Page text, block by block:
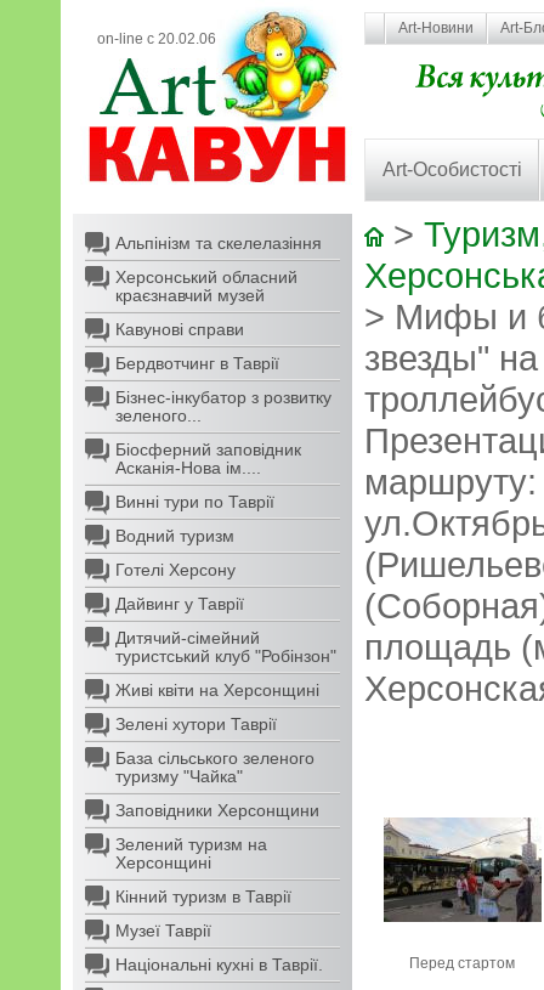
on-line с 20.02.06
Art-Новини Art-
Art-Особистості
Альпінізм та скелелазіння
Херсонський обласний
краєзнавчий музей
Кавунові справи
Бердвотчинг в Таврії
Бізнес-інкубатор з розвитку
зеленого...
Біосферний заповідник
Асканія-Нова ім....
Винні тури по Таврії
Водний туризм
Готелі Херсону
Дайвинг у Таврії
Дитячий-сімейний
туристський клуб "Робінзон"
Живі квіти на Херсонщині
Зелені хутори Таврії
База сільського зеленого
туризму "Чайка"
Заповідники Херсонщини
Зелений туризм на
Херсонщині
Кінний туризм в Таврії
Музеї Таврії
Національні кухні в Таврії.
>
> Мифы и
звезды"
площадь
Перед стартом